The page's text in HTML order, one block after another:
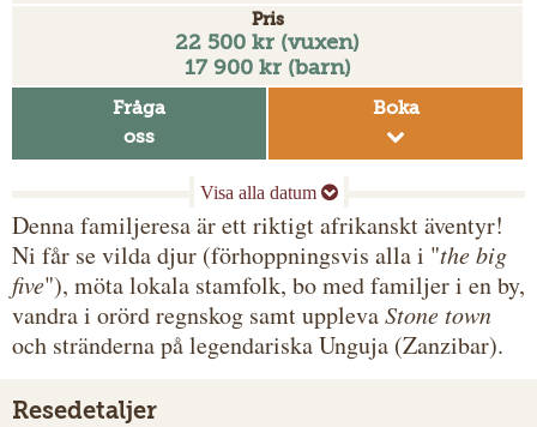
Pris
22 500 kr (vuxen)
17 900 kr (barn)
Fråga
oss
Boka
Denna familjeresa är ett riktigt afrikanskt äventyr!
Ni får se vilda djur (förhoppningsvis alla i "the big
five"), möta lokala stamfolk, bo med familjer i en by,
vandra i orörd regnskog samt upplevaStone town
och stränderna på legendariska Unguja (Zanzibar).
Resedetaljer